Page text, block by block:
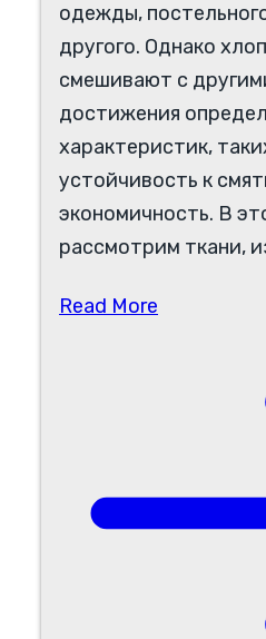
одежды,
другого. Однако
смешивают с
достижения
характеристик,
устойчивость к
экономичность. В
рассмотрим ткани,
Read More